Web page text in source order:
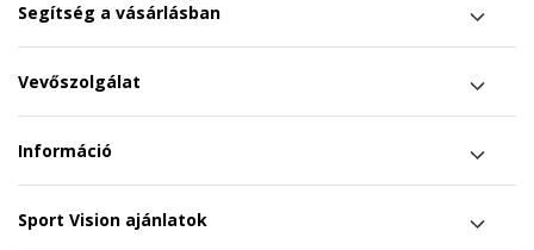
Segítség a vásárlásban
Vevőszolgálat
Információ
Sport Vision ajánlatok